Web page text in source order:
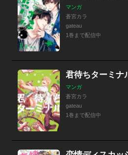
マンガ
蒼宮カラ
gateau
1巻まで配信中
君待ちターミナ
マンガ
蒼宮カラ
gateau
1巻まで配信中